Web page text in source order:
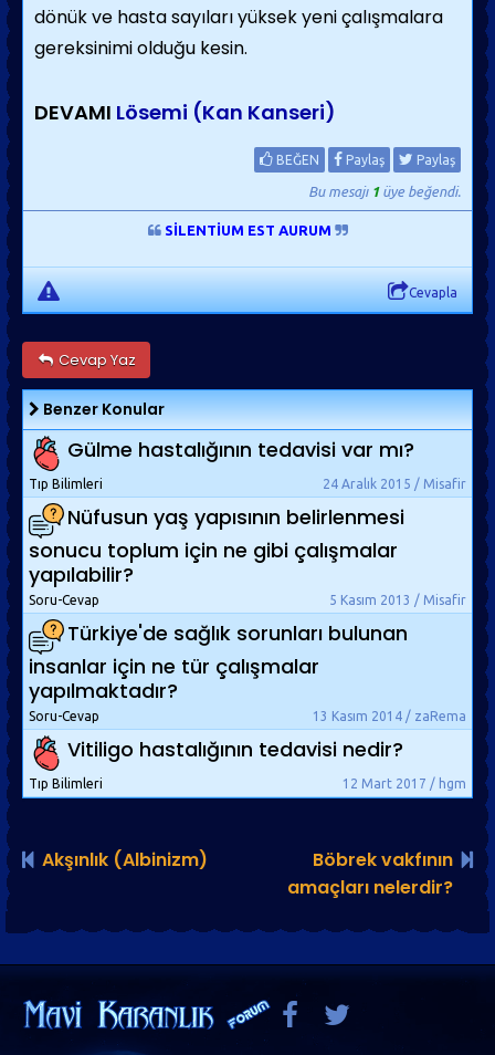
dönük ve hasta sayıları yüksek yeni çalışmalara
gereksinimi olduğu kesin.
DEVAMI Lösemi (Kan Kanseri)
BEĞEN Paylaş Paylaş
Bu mesajı 1üye beğendi.
SİLENTİUM EST AURUM
Cevapla
Cevap Yaz
Benzer Konular
Gülme hastalığının tedavisi var mı?
24 Aralık 2015 / Misafir
Tıp Bilimleri
Nüfusun yaş yapısının belirlenmesi
sonucu toplum için ne gibi çalışmalar
yapılabilir?
5 Kasım 2013 / Misafir
Soru-Cevap
Türkiye'de sağlık sorunları bulunan
insanlar için ne tür çalışmalar
yapılmaktadır?
13 Kasım 2014 / zaRema
Soru-Cevap
Vitiligo hastalığının tedavisi nedir?
12 Mart 2017 / hgm
Tıp Bilimleri
Akşınlık (Albinizm)
Böbrek vakfının
amaçları nelerdir?